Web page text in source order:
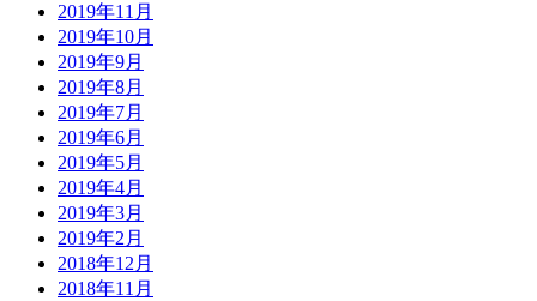
2019年11月
2019年10月
2019年9月
2019年8月
2019年7月
2019年6月
2019年5月
2019年4月
2019年3月
2019年2月
2018年12月
2018年11月